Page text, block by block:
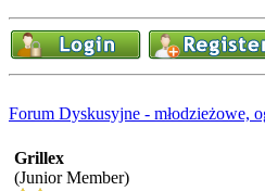
Forum Dyskusyjne - młodzieżowe,
Grillex
(Junior Member)